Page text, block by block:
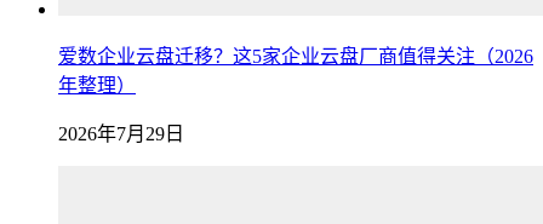
爱数企业云盘迁移？这5家企业云盘厂商值得关注（2026
年整理）
2026年7月29日